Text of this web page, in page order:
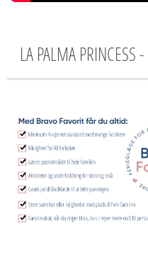
LA PALMA PRINCESS